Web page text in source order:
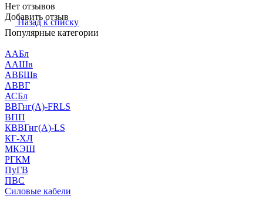
Нет отзывов
Добавить отзыв
Назад к списку
Популярные категории
ААБл
ААШв
АВБШв
АВВГ
АСБл
ВВГнг(А)-FRLS
ВПП
КВВГнг(А)-LS
КГ-ХЛ
МКЭШ
РГКМ
ПуГВ
ПВС
Силовые кабели